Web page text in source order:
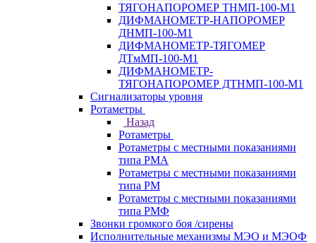
ТЯГОНАПОРОМЕР ТНМП-100-М1
ДИФМАНОМЕТР-НАПОРОМЕР
ДНМП-100-М1
ДИФМАНОМЕТР-ТЯГОМЕР
ДТмМП-100-М1
ДИФМАНОМЕТР-
ТЯГОНАПОРОМЕР ДТНМП-100-М1
Сигнализаторы уровня
Ротаметры
Назад
Ротаметры
Ротаметры с местными показаниями
типа РМА
Ротаметры с местными показаниями
типа РМ
Ротаметры с местными показаниями
типа РМФ
Звонки громкого боя /сирены
Исполнительные механизмы МЭО и МЭОФ